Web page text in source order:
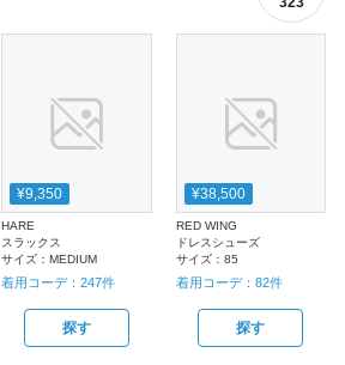
¥9,350
HARE
スラックス
サイズ：MEDIUM
着用コーデ：247件
探す
¥38,500
RED WING
ドレスシューズ
サイズ： 85
着用コーデ： 82件
探す